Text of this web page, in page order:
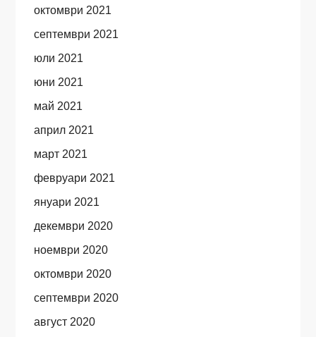
октомври 2021
септември 2021
юли 2021
юни 2021
май 2021
април 2021
март 2021
февруари 2021
януари 2021
декември 2020
ноември 2020
октомври 2020
септември 2020
август 2020